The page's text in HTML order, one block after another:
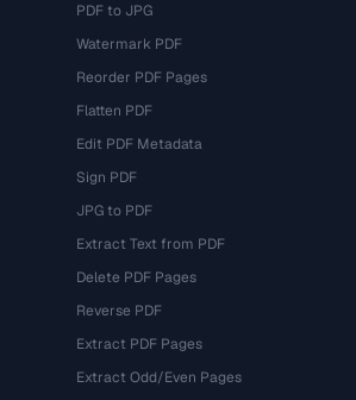
PDF to JPG
Watermark PDF
Reorder PDF Pages
Flatten PDF
Edit PDF Metadata
Sign PDF
JPG to PDF
Extract Text from PDF
Delete PDF Pages
Reverse PDF
Extract PDF Pages
Extract Odd/Even Pages